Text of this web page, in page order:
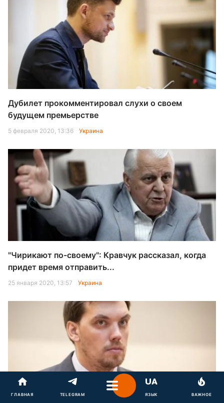
Дубилет прокомментировал слухи о своем
будущем премьерстве
5 февраля 2020, 13:36 Украина
"Чирикают по-своему": Кравчук рассказал, когда
придет время отправить...
25 января 2020, 13:57 Украина
ГЛАВНАЯ TELEGRAM ЯЗЫК ВАЖНОЕ